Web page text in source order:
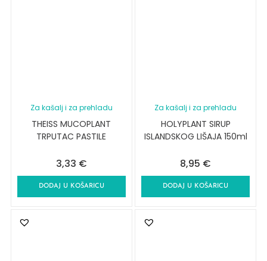
Za kašalj i za prehladu
THEISS MUCOPLANT
TRPUTAC PASTILE
3,33 €
DODAJ U KOŠARICU
Za kašalj i za prehladu
HOLYPLANT SIRUP
ISLANDSKOG LIŠAJA 150ml
8,95 €
DODAJ U KOŠARICU